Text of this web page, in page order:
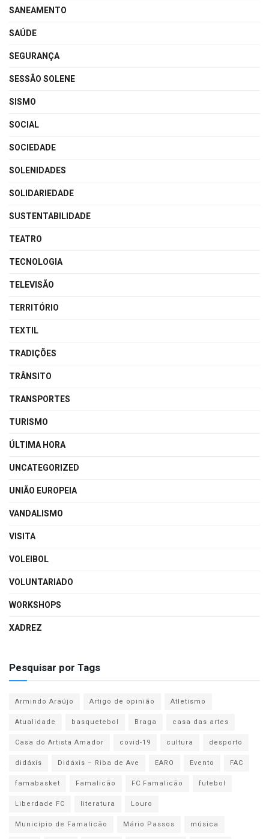
SANEAMENTO
SAÚDE
SEGURANÇA
SESSÃO SOLENE
SISMO
SOCIAL
SOCIEDADE
SOLENIDADES
SOLIDARIEDADE
SUSTENTABILIDADE
TEATRO
TECNOLOGIA
TELEVISÃO
TERRITÓRIO
TEXTIL
TRADIÇÕES
TRÂNSITO
TRANSPORTES
TURISMO
ÚLTIMA HORA
UNCATEGORIZED
UNIÃO EUROPEIA
VANDALISMO
VISITA
VOLEIBOL
VOLUNTARIADO
WORKSHOPS
XADREZ
Pesquisar por Tags
Armindo Araújo Artigo de opinião
Atletismo
Atualidade
basquetebol Braga
casa das artes
Casa do Artista Amador
covid-19 cultura
desporto
didáxis
Didáxis – Riba de Ave EARO Evento
FAC
famabasket
Famalicão FC Famalicão
futebol
Liberdade FC
literatura
Louro
Município de Famalicão
Mário Passos
música